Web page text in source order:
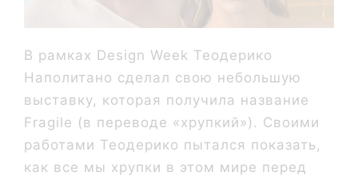
В рамках Design Week Теодерико
Наполитано сделал свою небольшую
выставку, которая получила название
Fragile (в переводе «хрупкий»). Своими
работами Теодерико пытался показать,
как все мы хрупки в этом мире перед